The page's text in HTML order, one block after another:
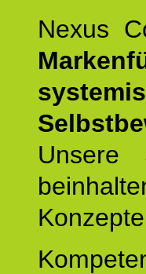
Nexus
Unsere